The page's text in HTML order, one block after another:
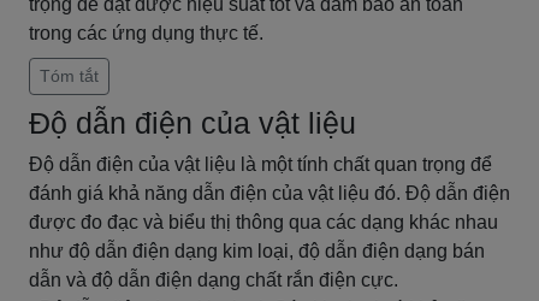
trọng để đạt được hiệu suất tốt và đảm bảo an toàn
trong các ứng dụng thực tế.
Tóm tắt
Độ dẫn điện của vật liệu
Độ dẫn điện của vật liệu là một tính chất quan trọng để
đánh giá khả năng dẫn điện của vật liệu đó. Độ dẫn điện
được đo đạc và biểu thị thông qua các dạng khác nhau
như độ dẫn điện dạng kim loại, độ dẫn điện dạng bán
dẫn và độ dẫn điện dạng chất rắn điện cực.